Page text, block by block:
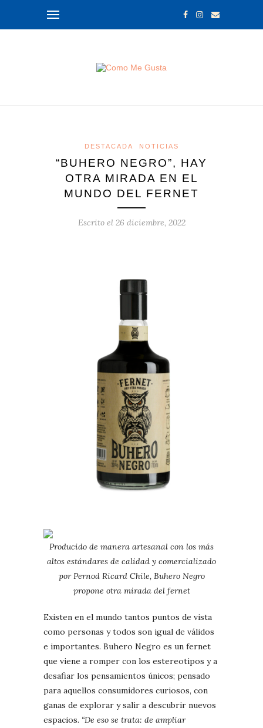
DESTACADA NOTICIAS
“BUHERO NEGRO”, HAY
OTRA MIRADA EN EL
MUNDO DEL FERNET
Escrito el 26 diciembre, 2022
Producido de manera artesanal con los más
altos estándares de calidad y comercializado
por Pernod Ricard Chile, Buhero Negro
propone otra mirada del fernet
Existen en el mundo tantos puntos de vista
como personas y todos son igual de válidos
e importantes. Buhero Negro es un fernet
que viene a romper con los estereotipos y a
desafiar los pensamientos únicos; pensado
para aquellos consumidores curiosos, con
ganas de explorar y salir a descubrir nuevos
espacios. “De eso se trata: de ampliar